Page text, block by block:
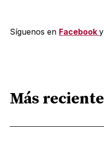
Síguenos en Facebook y
Más reciente